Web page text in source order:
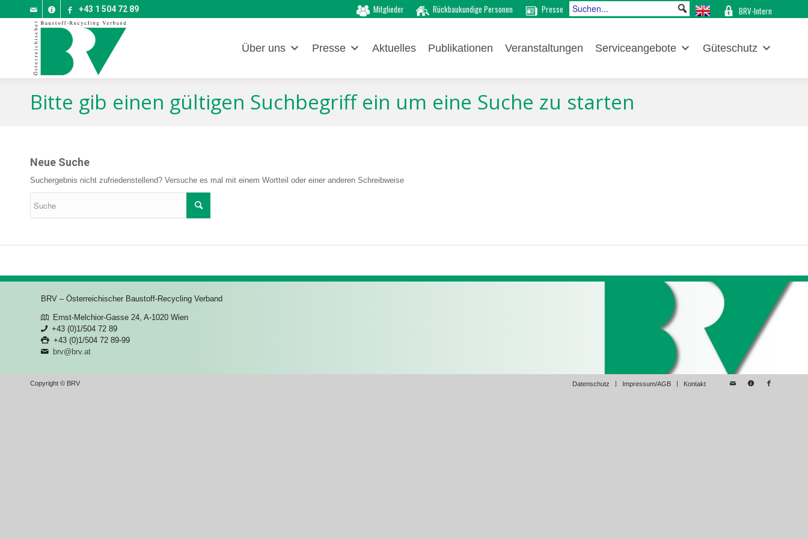
Mitglieder Rückbaukundige Personen Presse BRV-Intern
+43 1 504 72 89
Über uns Presse Aktuelles Publikationen Veranstaltungen Serviceangebote Güteschutz
Bitte gib einen gültigen Suchbegriff ein um eine Suche zu starten
Neue Suche
Suchergebnis nicht zufriedenstellend? Versuche es mal mit einem Wortteil oder einer anderen Schreibweise
BRV – Österreichischer Baustoff-Recycling Verband
Ernst-Melchior-Gasse 24, A-1020 Wien
+43 (0)1/504 72 89
+43 (0)1/504 72 89-99
brv@brv.at
Copyright © BRV Datenschutz Impressum/AGB Kontakt